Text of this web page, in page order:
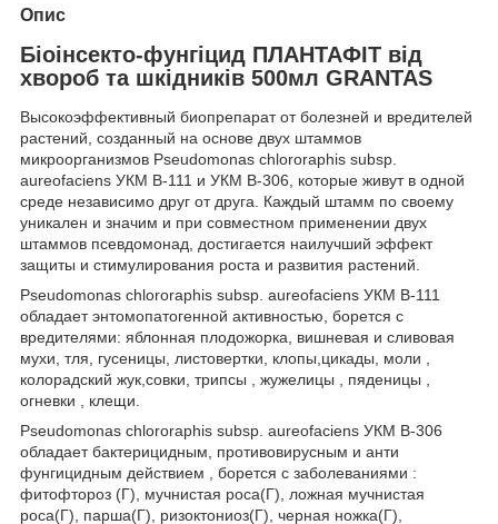
Опис
Біоінсекто-фунгіцид ПЛАНТАФІТ від
хвороб та шкідників 500мл GRANTAS
Высокоэффективный биопрепарат от болезней и вредителей
растений, созданный на основе двух штаммов
микроорганизмов Pseudomonas chlororaphis subsp.
aureofaciens УКМ В-111 и УКМ В-306, которые живут в одной
среде независимо друг от друга. Каждый штамм по своему
уникален и значим и при совместном применении двух
штаммов псевдомонад, достигается наилучший эффект
защиты и стимулирования роста и развития растений.
Pseudomonas chlororaphis subsp. aureofaciens УКМ В-111
обладает энтомопатогенной активностью, борется с
вредителями: яблонная плодожорка, вишневая и сливовая
мухи, тля, гусеницы, листовертки, клопы,цикады, моли ,
колорадский жук,совки, трипсы , жужелицы , пяденицы ,
огневки , клещи.
Pseudomonas chlororaphis subsp. aureofaciens УКМ В-306
обладает бактерицидным, противовирусным и анти
фунгицидным действием , борется с заболеваниями :
фитофтороз (Г), мучнистая роса(Г), ложная мучнистая
роса(Г), парша(Г), ризоктониоз(Г), черная ножка(Г),